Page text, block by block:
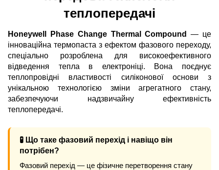
теплопередачі
Honeywell Phase Change Thermal Compound
— це
інноваційна термопаста з ефектом фазового переходу,
спеціально розроблена для високоефективного
відведення тепла в електроніці. Вона поєднує
теплопровідні властивості силіконової основи з
унікальною технологією зміни агрегатного стану,
забезпечуючи надзвичайну ефективність
теплопередачі.
🧪 Що таке фазовий перехід і навіщо він
потрібен?
Фазовий перехід — це фізичне перетворення стану